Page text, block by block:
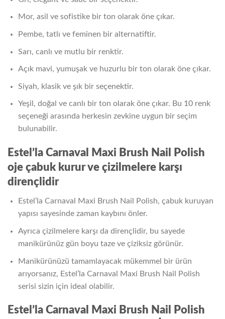
Mor, asil ve sofistike bir ton olarak öne çıkar.
Pembe, tatlı ve feminen bir alternatiftir.
Sarı, canlı ve mutlu bir renktir.
Açık mavi, yumuşak ve huzurlu bir ton olarak öne çıkar.
Siyah, klasik ve şık bir seçenektir.
Yeşil, doğal ve canlı bir ton olarak öne çıkar. Bu 10 renk
seçeneği arasında herkesin zevkine uygun bir seçim
bulunabilir.
Estel’la Carnaval Maxi Brush Nail Polish
oje çabuk kurur ve çizilmelere karşı
dirençlidir
Estel’la Carnaval Maxi Brush Nail Polish, çabuk kuruyan
yapısı sayesinde zaman kaybını önler.
Ayrıca çizilmelere karşı da dirençlidir, bu sayede
manikürünüz gün boyu taze ve çiziksiz görünür.
Manikürünüzü tamamlayacak mükemmel bir ürün
arıyorsanız, Estel’la Carnaval Maxi Brush Nail Polish
serisi sizin için ideal olabilir.
Estel’la Carnaval Maxi Brush Nail Polish